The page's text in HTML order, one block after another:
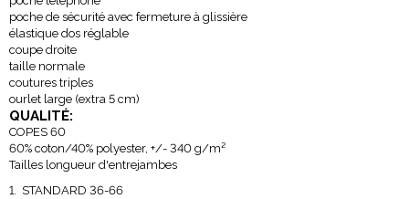
poche de sécurité avec fermeture à glissière
élastique dos réglable
coupe droite
taille normale
coutures triples
ourlet large (extra 5 cm)
QUALITÉ:
COPES 60
60% coton/40% polyester, +/- 340 g/m²
Tailles longueur d'entrejambes
STANDARD 36-66